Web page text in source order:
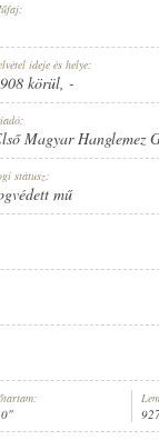
GYÁR
ideje és helye:
körül, -
Magyar Hanglemez
státusz:
mű